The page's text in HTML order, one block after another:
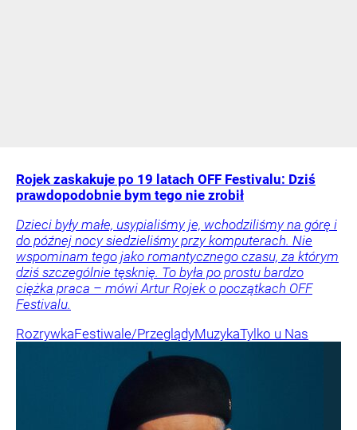
Rojek zaskakuje po 19 latach OFF Festivalu: Dziś
prawdopodobnie bym tego nie zrobił
Dzieci były małe, usypialiśmy je, wchodziliśmy na górę i
do późnej nocy siedzieliśmy przy komputerach. Nie
wspominam tego jako romantycznego czasu, za którym
dziś szczególnie tęsknię. To była po prostu bardzo
ciężka praca – mówi Artur Rojek o początkach OFF
Festivalu.
RozrywkaFestiwale/PrzeglądyMuzykaTylko u Nas